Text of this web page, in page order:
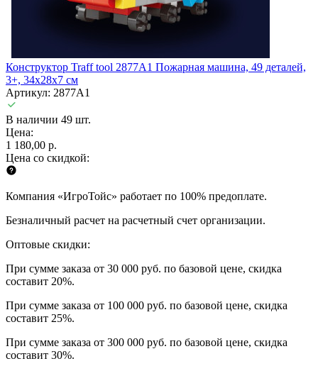
Конструктор Traff tool 2877A1 Пожарная машина, 49 деталей,
3+, 34х28х7 см
Артикул: 2877A1
В наличии 49 шт.
Цена:
1 180,00 р.
Цена со скидкой:
Компания «ИгроТойс» работает по 100% предоплате.
Безналичный расчет на расчетный счет организации.
Оптовые скидки:
При сумме заказа от 30 000 руб. по базовой цене, скидка
составит 20%.
При сумме заказа от 100 000 руб. по базовой цене, скидка
составит 25%.
При сумме заказа от 300 000 руб. по базовой цене, скидка
составит 30%.